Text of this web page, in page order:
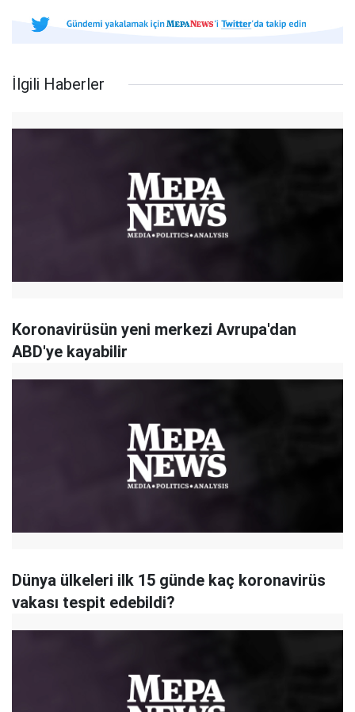
İlgili Haberler
Koronavirüsün yeni merkezi Avrupa'dan
ABD'ye kayabilir
Dünya ülkeleri ilk 15 günde kaç koronavirüs
vakası tespit edebildi?